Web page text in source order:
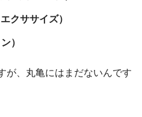
クササイズ）
）
が、丸亀にはまだないんです